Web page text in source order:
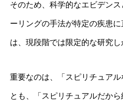
そのため、科学的なエビデン
ーリングの手法が特定の疾患
は、現段階では限定的な研究し
重要なのは、「スピリチュアル
とも、「スピリチュアルだか